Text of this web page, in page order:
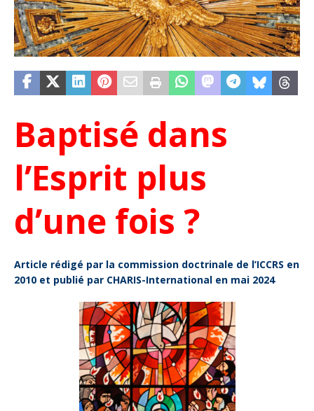
Baptisé dans
l’Esprit plus
d’une fois ?
Article rédigé par la commission doctrinale de l’ICCRS en
2010 et publié par CHARIS-International en mai 2024